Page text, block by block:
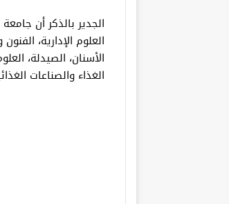
الجدير بالذكر أن
العلوم الإدارية،
الأسنان، الصيدلة،
الغذاء والصناعات